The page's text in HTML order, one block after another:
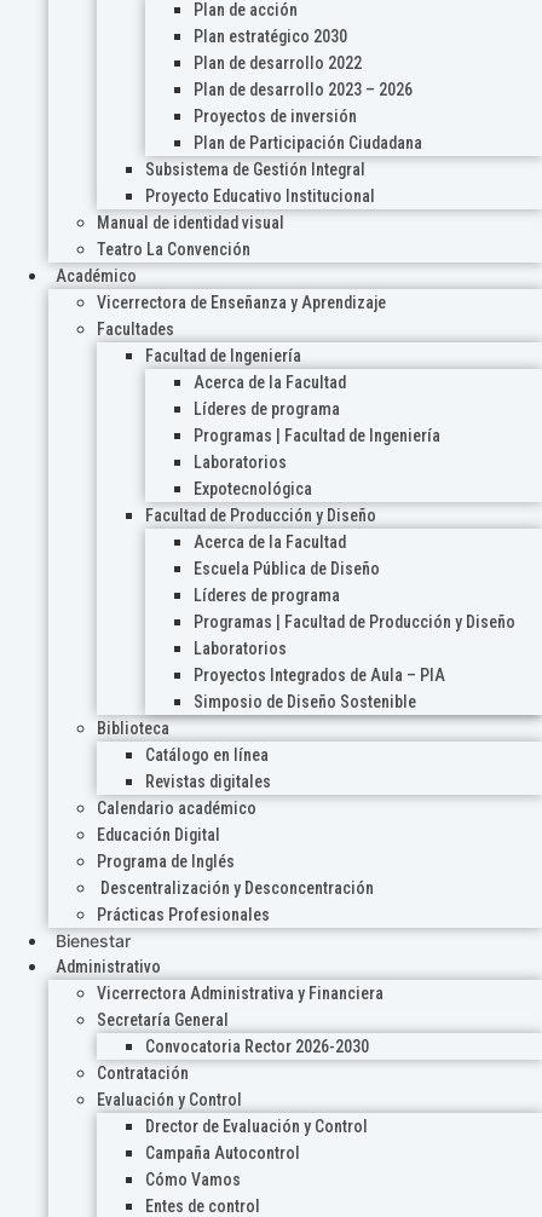
Plan de acción
Plan estratégico 2030
Plan de desarrollo 2022
Plan de desarrollo 2023 – 2026
Proyectos de inversión
Plan de Participación Ciudadana
Subsistema de Gestión Integral
Proyecto Educativo Institucional
Manual de identidad visual
Teatro La Convención
Académico
Vicerrectora de Enseñanza y Aprendizaje
Facultades
Facultad de Ingeniería
Acerca de la Facultad
Líderes de programa
Programas | Facultad de Ingeniería
Laboratorios
Expotecnológica
Facultad de Producción y Diseño
Acerca de la Facultad
Escuela Pública de Diseño
Líderes de programa
Programas | Facultad de Producción y Diseño
Laboratorios
Proyectos Integrados de Aula – PIA
Simposio de Diseño Sostenible
Biblioteca
Catálogo en línea
Revistas digitales
Calendario académico
Educación Digital
Programa de Inglés
Descentralización y Desconcentración
Prácticas Profesionales
Bienestar
Administrativo
Vicerrectora Administrativa y Financiera
Secretaría General
Convocatoria Rector 2026-2030
Contratación
Evaluación y Control
Drector de Evaluación y Control
Campaña Autocontrol
Cómo Vamos
Entes de control